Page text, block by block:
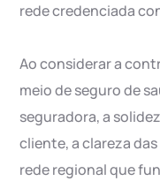
rede credenciada
Ao considerar a
meio de seguro de
seguradora, a
cliente, a clareza
rede regional que